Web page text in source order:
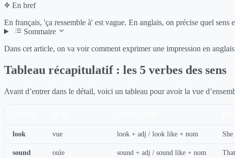
En bref
En français, 'ça ressemble à' est vague. En anglais, on précise quel
Sommaire
Dans cet article, on va voir comment exprimer une impression en
Tableau récapitulatif : les 5 verbes des sens
Avant d’entrer dans le détail, voici un tableau pour avoir la vue
look vue look + adj / look like + nom
sound ouïe sound + adj / sound like + nom